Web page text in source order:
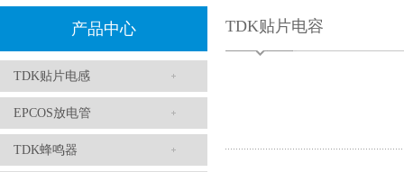
产品中心
TDK贴片电感
EPCOS放电管
TDK蜂鸣器
村田磁珠BLM18AG102SH1D
TDK贴片电容